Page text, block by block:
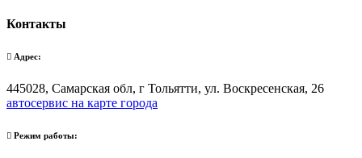
Контакты
Адрес:
445028, Самарская обл, г Тольятти, ул. Воскресенская, 26
автосервис на карте города
Режим работы: